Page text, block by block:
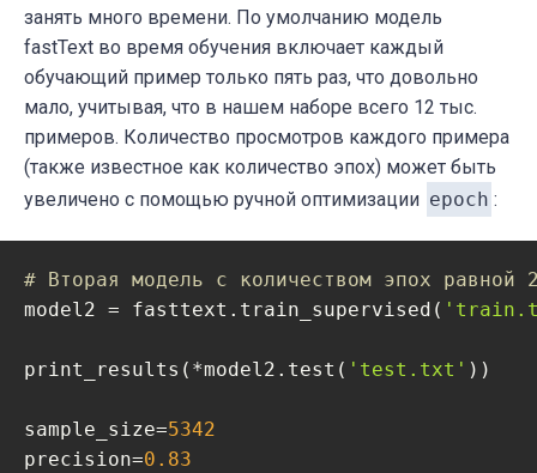
занять много времени. По умолчанию модель
fastText во время обучения включает каждый
обучающий пример только пять раз, что довольно
мало, учитывая, что в нашем наборе всего 12 тыс.
примеров. Количество просмотров каждого примера
(также известное как количество эпох) может быть
увеличено с помощью ручной оптимизации epoch :
# Вторая модель с количеством эпох равной
model2 = fasttext.train_supervised(
print_results(*model2.test( 'test.txt' ))
sample_size=5342
precision=0.83